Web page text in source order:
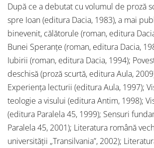
După ce a debutat cu volumul de proză
spre Ioan (editura Dacia, 1983), a mai
binevenit, călătorule (roman, editura
Bunei Speranţe (roman, editura Dacia,
Iubirii (roman, editura Dacia, 1994);
deschisă (proză scurtă, editura Aula,
Experienţa lecturii (editura Aula, 1997);
teologie a visului (editura Antim, 1998);
(editura Paralela 45, 1999); Sensuri
Paralela 45, 2001); Literatura română
universităţii „Transilvania”, 2002);